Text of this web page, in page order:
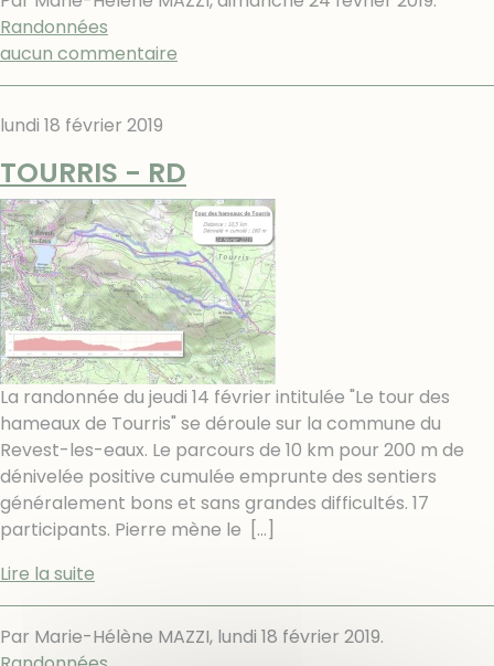
Randonnées
aucun commentaire
lundi 18 février 2019
TOURRIS - RD
La randonnée du jeudi 14 février intitulée "Le tour des
hameaux de Tourris" se déroule sur la commune du
Revest-les-eaux. Le parcours de 10 km pour 200 m de
dénivelée positive cumulée emprunte des sentiers
généralement bons et sans grandes difficultés. 17
participants. Pierre mène le
[…]
Lire la suite
Par Marie-Hélène MAZZI, lundi 18 février 2019.